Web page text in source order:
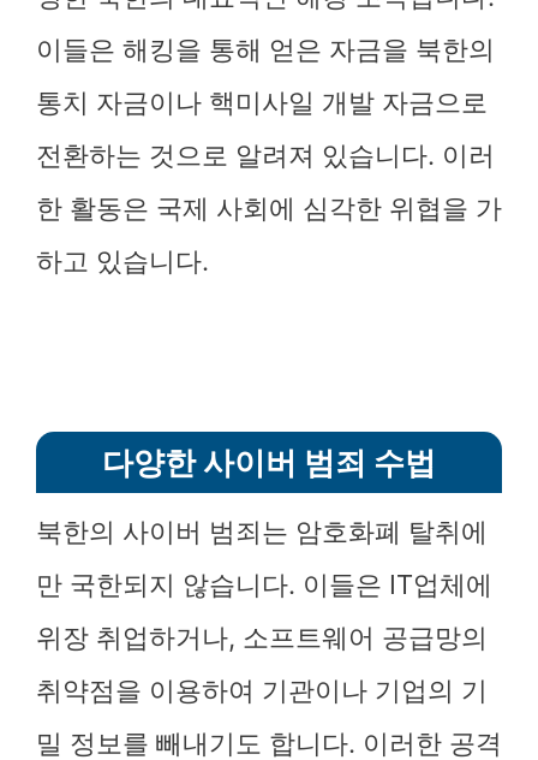
이들은 해킹을 통해 얻은 자금을 북한의
통치 자금이나 핵미사일 개발 자금으로
전환하는 것으로 알려져 있습니다. 이러
한 활동은 국제 사회에 심각한 위협을 가
하고 있습니다.
다양한 사이버 범죄 수법
북한의 사이버 범죄는 암호화폐 탈취에
만 국한되지 않습니다. 이들은 IT업체에
위장 취업하거나, 소프트웨어 공급망의
취약점을 이용하여 기관이나 기업의 기
밀 정보를 빼내기도 합니다. 이러한 공격